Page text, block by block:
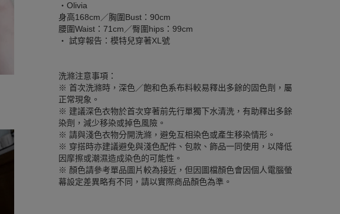
‧Olivia
身高168cm／胸圍Bust：90cm
腰圍Waist：71cm／臀圍hips：99cm
‧ 試穿報告：模特兒穿著XL號
洗滌注意事項：
※ 首次洗滌時，深色／飽和色系布料較易釋出多餘的固色劑，屬
正常現象。
※ 建議深色衣物於首次穿著前先行單獨下水清洗，有助釋出多餘
染劑，減少移染或掉色風險。
※ 請與淺色衣物分開洗滌，避免互相染色或產生移染情形。
※ 穿搭時亦建議避免與淺色配件、包款、飾品一同使用，以降低
因摩擦或潮濕造成染色的可能性。
※ 顏色請參考單品圖片較為接近，但因圖檔顏色會因個人電腦螢
幕設定差異略有不同，請以實際商品顏色為準。